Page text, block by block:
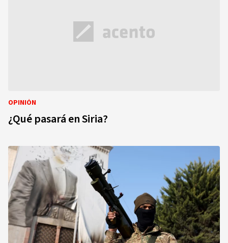
OPINIÓN
¿Qué pasará en Siria?